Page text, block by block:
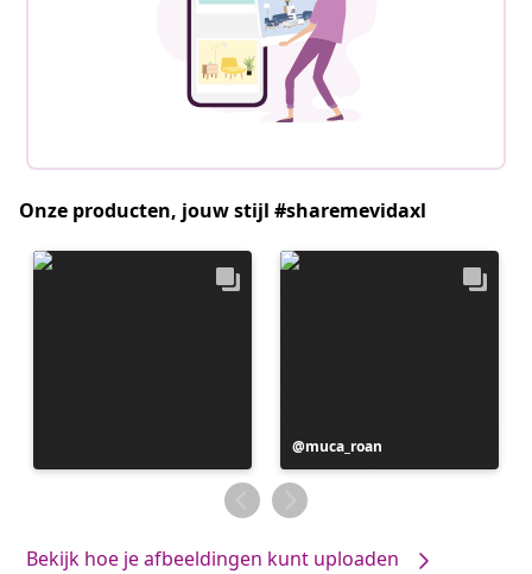
Onze producten, jouw stijl #sharemevidaxl
Bericht
gepubliceerd
door
muca_roan
Bekijk hoe je afbeeldingen kunt uploaden